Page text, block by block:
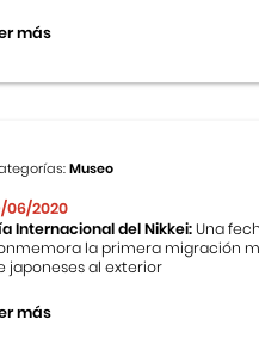
más
Museo
06/2020
Internacional del Nikkei:Una
la primera migración
japoneses al exterior
más